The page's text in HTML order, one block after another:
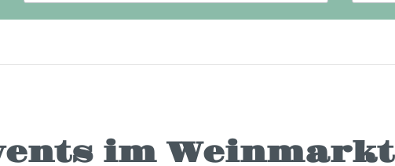
im Weinmarkt